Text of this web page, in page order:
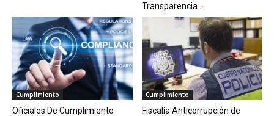
Transparencia...
Cumplimiento
Oficiales De Cumplimiento
Cumplimiento
Fiscalía Anticorrupción de